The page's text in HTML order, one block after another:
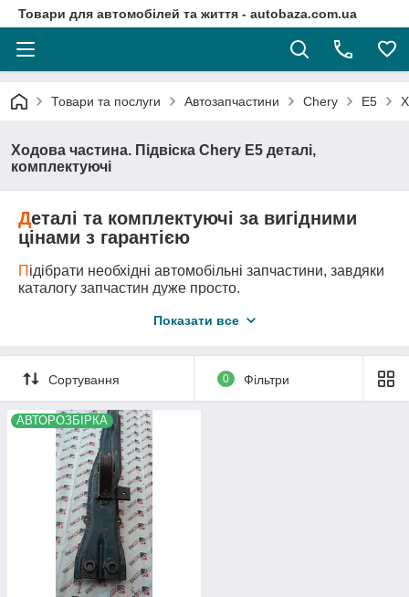
Товари для автомобілей та життя - autobaza.com.ua
Товари та послуги Автозапчастини Chery E5
Ходова частина. Підвіска Chery E5 деталі,
комплектуючі
Деталі та комплектуючі за вигідними
цінами з гарантією
П ідібрати необхідні автомобільні запчастини, завдяки
каталогу запчастин дуже просто.
логістичними компаніями.
вигідними цінами!
Ми підберемо всі необхідні вам запчастини та
деталі навіть якщо ви не знаєте її точного
Для цього вам достатньо звя'затися з нами за
+380 (67) 505-21-32
кщо необхідної вам запчастини не виявилося в
удь ласка,
Ми запропонуємо вам самий оптимальний
Показати все
Сортування 0 Фільтри
АВТОРОЗБІРКА